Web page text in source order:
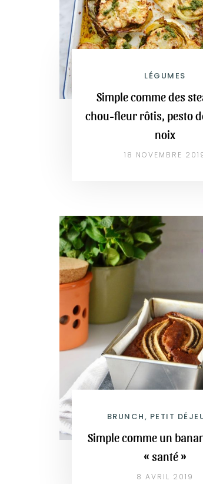
LÉGUMES
Simple comme des
chou-fleur rôtis, pesto
noix
18 NOVEMBRE
BRUNCH, PETIT
Simple comme un
« santé »
8 AVRIL 2019